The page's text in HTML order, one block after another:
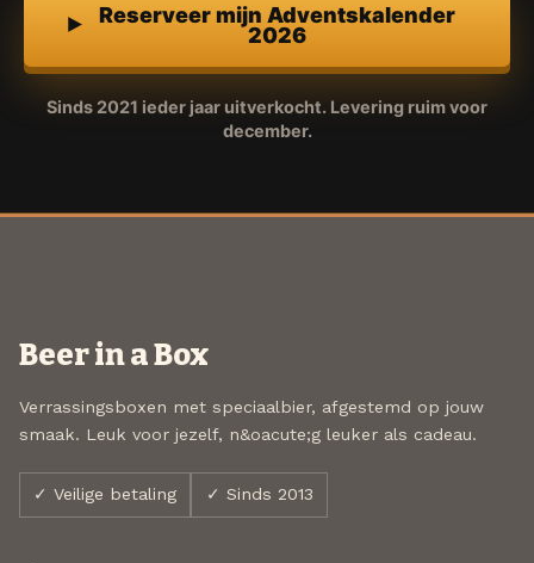
Reserveer mijn Adventskalender
2026
Sinds 2021 ieder jaar uitverkocht. Levering ruim voor
december.
Beer in a Box
Verrassingsboxen met speciaalbier, afgestemd op jouw
smaak. Leuk voor jezelf, n&oacute;g leuker als cadeau.
✓ Veilige betaling ✓ Sinds 2013